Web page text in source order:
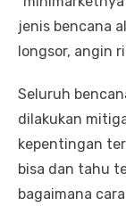
jenis bencana
longsor, angin
Seluruh
dilakukan
kepentingan
bisa dan tahu
bagaimana